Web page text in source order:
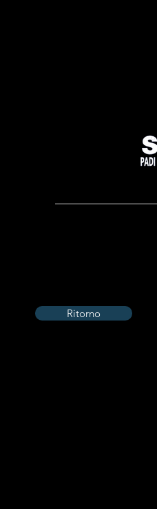
Ritorno